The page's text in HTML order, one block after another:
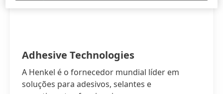
Adhesive Technologies
A Henkel é o fornecedor mundial líder em
soluções para adesivos, selantes e